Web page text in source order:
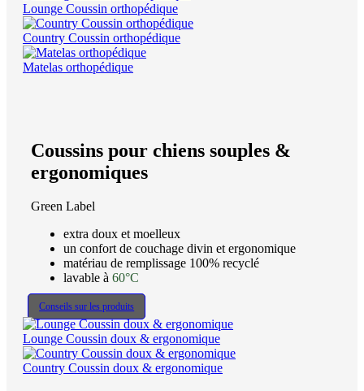
Lounge Coussin orthopédique
Country Coussin orthopédique
Matelas orthopédique
Coussins pour chiens souples &
ergonomiques
Green Label
extra doux et moelleux
un confort de couchage divin et ergonomique
matériau de remplissage 100% recyclé
lavable à 60°C
Conseils sur les produits
Lounge Coussin doux & ergonomique
Country Coussin doux & ergonomique